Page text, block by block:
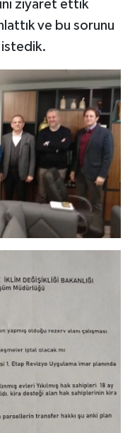
ziyaret ettik
ve bu sorunu